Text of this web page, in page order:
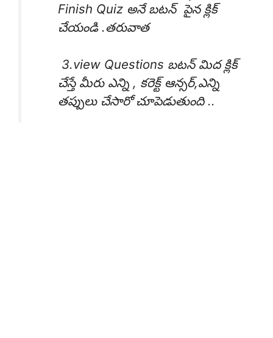
Finish Quiz అనే బటన్ పైన క్లిక్
చేయండి .తరువాత
3.view Questions బటన్ మిద క్లిక్
చేస్తే మీరు ఎన్ని , కరెక్ట్ ఆన్సర్,ఎన్ని
తప్పులు చేసారో చూపెడుతుంది ..